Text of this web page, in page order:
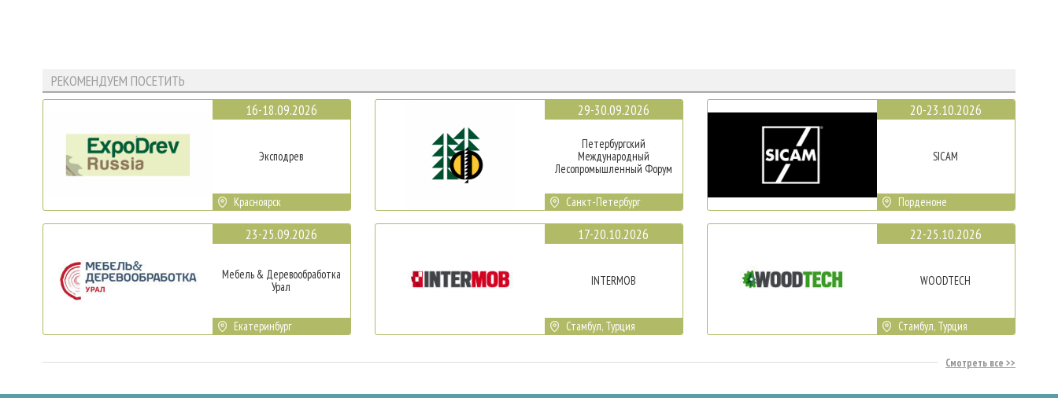
РЕКОМЕНДУЕМ ПОСЕТИТЬ
16-18.09.2026
Эксподрев
Красноярск
23-25.09.2026
Мебель & Деревообработка
Урал
Екатеринбург
29-30.09.2026
Петербургский
Международный
Лесопромышленный Форум
Санкт-Петербург
17-20.10.2026
INTERMOB
Стамбул, Турция
20-23.10.2026
SICAM
Порденоне
22-25.10.2026
WOODTECH
Стамбул, Турция
Смотреть все